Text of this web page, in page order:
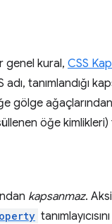
genel kural, CSS
tanımlandığı
gölge
öğe kimlikleri)
kapsanmaz.